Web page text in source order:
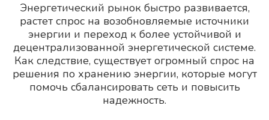
Энергетический рынок быстро развивается,
растет спрос на возобновляемые источники
энергии и переход к более устойчивой и
децентрализованной энергетической системе.
Как следствие, существует огромный спрос на
решения по хранению энергии, которые могут
помочь сбалансировать сеть и повысить
надежность.